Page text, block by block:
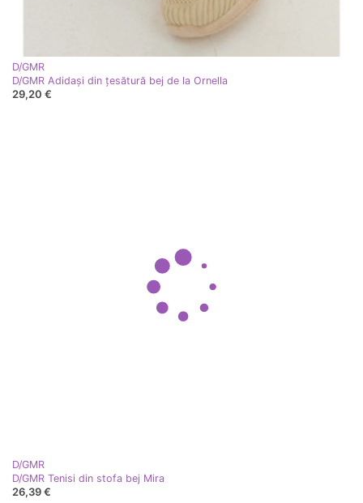
D/GMR
D/GMR Adidași din țesătură bej de la Ornella
29,20 €
D/GMR
D/GMR Tenisi din stofa bej Mira
26,39 €